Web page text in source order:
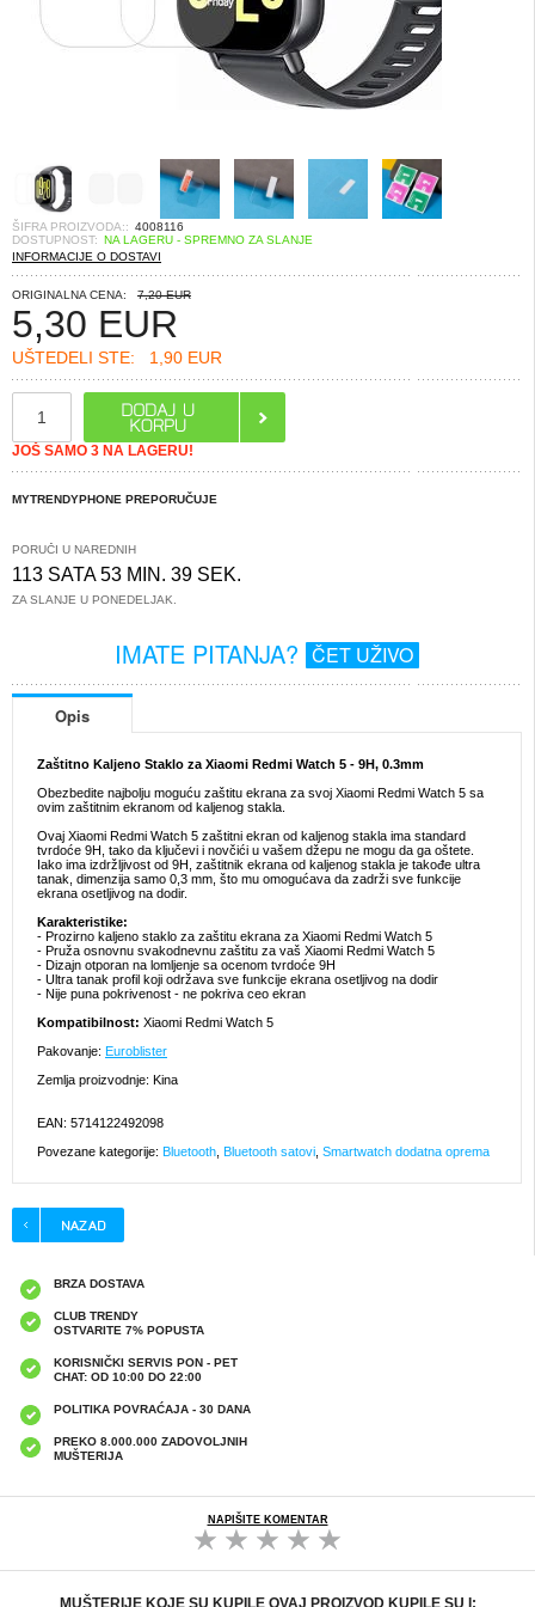
ŠIFRA PROIZVODA:: 4008116
DOSTUPNOST: NA LAGERU - SPREMNO ZA SLANJE
INFORMACIJE O DOSTAVI
ORIGINALNA CENA: 7,20 EUR
5,30 EUR
UŠTEDELI STE: 1,90 EUR
JOŠ SAMO 3 NA LAGERU!
MYTRENDYPHONE PREPORUČUJE
PORUČI U NAREDNIH
113 SATA 53 MIN. 39 SEK.
ZA SLANJE U PONEDELJAK.
IMATE PITANJA? ČET UŽIVO
Opis
Zaštitno Kaljeno Staklo za Xiaomi Redmi Watch 5 - 9H, 0.3mm
Obezbedite najbolju moguću zaštitu ekrana za svoj Xiaomi Redmi Watch 5 sa
ovim zaštitnim ekranom od kaljenog stakla.
Ovaj Xiaomi Redmi Watch 5 zaštitni ekran od kaljenog stakla ima standard
tvrdoće 9H, tako da ključevi i novčići u vašem džepu ne mogu da ga oštete.
Iako ima izdržljivost od 9H, zaštitnik ekrana od kaljenog stakla je takođe ultra
tanak, dimenzija samo 0,3 mm, što mu omogućava da zadrži sve funkcije
ekrana osetljivog na dodir.
Karakteristike:
- Prozirno kaljeno staklo za zaštitu ekrana za Xiaomi Redmi Watch 5
- Pruža osnovnu svakodnevnu zaštitu za vaš Xiaomi Redmi Watch 5
- Dizajn otporan na lomljenje sa ocenom tvrdoće 9H
- Ultra tanak profil koji održava sve funkcije ekrana osetljivog na dodir
- Nije puna pokrivenost - ne pokriva ceo ekran
Kompatibilnost: Xiaomi Redmi Watch 5
Pakovanje: Euroblister
Zemlja proizvodnje: Kina
EAN: 5714122492098
Povezane kategorije: Bluetooth Bluetooth satovi Smartwatch dodatna oprema
BRZA DOSTAVA
CLUB TRENDY
OSTVARITE 7% POPUSTA
KORISNIČKI SERVIS PON - PET
CHAT: OD 10:00 DO 22:00
POLITIKA POVRAĆAJA - 30 DANA
PREKO 8.000.000 ZADOVOLJNIH
MUŠTERIJA
NAPIŠITE KOMENTAR